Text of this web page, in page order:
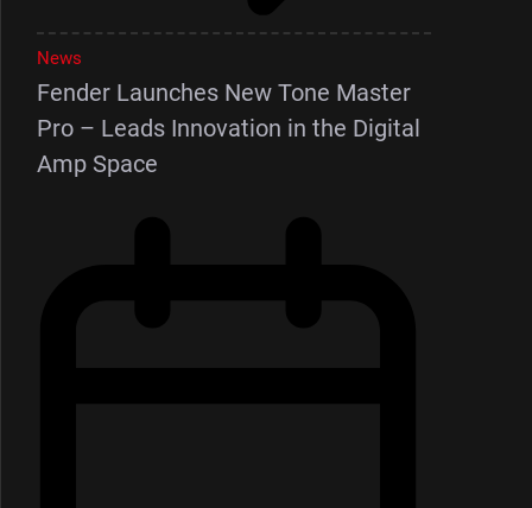
News
Fender Launches New Tone Master
Pro – Leads Innovation in the Digital
Amp Space